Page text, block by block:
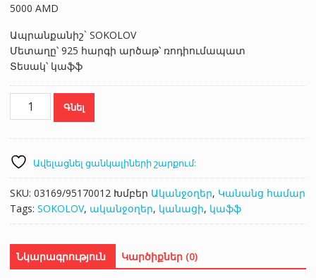
5000 AMD
Ապրանքանիշ` SOKOLOV
Մետաղը՝ 925 հարգի արծաթ՝ ռոդիումապատ
Տեսակ՝ կաֆֆ
SOKOLOV
95170012
Գնել
Ավելացնել ցանկալիների շարքում:
SKU: 03169/95170012 Խմբեր Ականջօղեր, Կանանց համար
Tags: SOKOLOV, ականջօղեր, կանացի, կաֆֆ
Նկարագրություն Կարծիքներ (0)